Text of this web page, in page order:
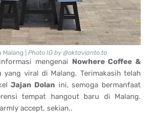
| Photo IG by @oktavianto.to
mengenai Nowhere Coffee &
yang viral di Malang. Terimakasih telah
Jajan Dolan ini, semoga bermanfaat
tempat hangout baru di Malang.
accept, sekian..